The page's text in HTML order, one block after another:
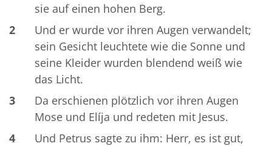
sie auf einen hohen Berg.
2
Und er wurde vor ihren Augen verwandelt;
sein Gesicht leuchtete wie die Sonne und
seine Kleider wurden blendend weiß wie
das Licht.
3
Da erschienen plötzlich vor ihren Augen
Mose und Elíja und redeten mit Jesus.
4
Und Petrus sagte zu ihm: Herr, es ist gut,